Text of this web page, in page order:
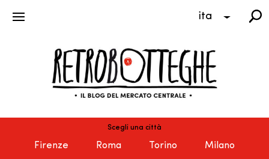
ita
Scegli una città
Firenze Roma Torino Milano